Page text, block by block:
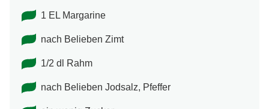
1 EL Margarine
nach Belieben Zimt
1/2 dl Rahm
nach Belieben Jodsalz, Pfeffer